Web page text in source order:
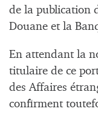
de la publication
Douane et la
En attendant la
titulaire de ce
des Affaires
confirment